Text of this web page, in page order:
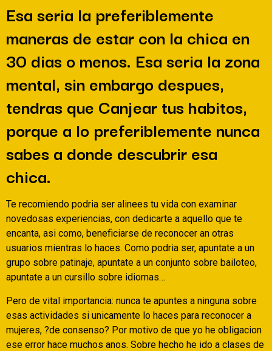
Esa seri­a la preferiblemente
maneras de estar con la chica en
30 dias o menos. Esa seri­a la zona
mental, sin embargo despues,
tendras que Canjear tus habitos,
porque a lo preferiblemente nunca
sabes a donde descubrir esa
chica.
Te recomiendo podri­a ser alinees tu vida con examinar
novedosas experiencias, con dedicarte a aquello que te
encanta, asi­ como, beneficiarse de reconocer an otras
usuarios mientras lo haces. Como podri­a ser, apuntate a un
grupo sobre patinaje, apuntate a un conjunto sobre bailoteo,
apuntate a un cursillo sobre idiomas…
Pero de vital importancia: nunca te apuntes a ninguna sobre
esas actividades si unicamente lo haces para reconocer a
mujeres, ?de consenso? Por motivo de que yo he obligacion
ese error hace muchos anos. Sobre hecho he ido a clases de